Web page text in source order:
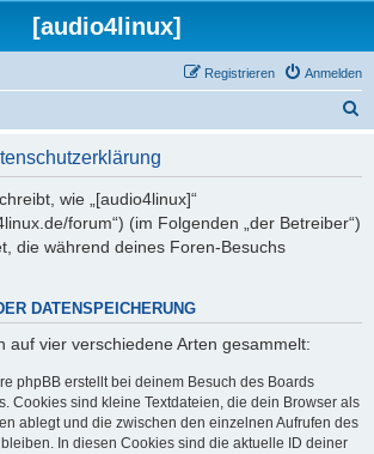
[audio4linux]
Anmelden
Registrieren
wie „[audio4linux]“
forum“) (im Folgenden „der Betreiber“)
die während deines Foren-Besuchs
DATENSPEICHERUNG
auf vier verschiedene Arten gesammelt:
phpBB erstellt bei deinem Besuch des Boards
Cookies sind kleine Textdateien, die dein Browser als
ablegt und die zwischen den einzelnen Aufrufen des
In diesen Cookies sind die aktuelle ID deiner